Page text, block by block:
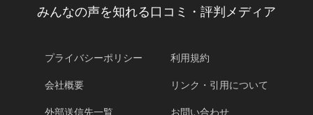
みんなの声を知れる口コミ・評判メディア
プライバシーポリシー 利用規約
会社概要 リンク・引用について
外部送信先一覧 お問い合わせ